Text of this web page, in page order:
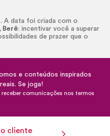
. A data foi criada com o
Berê: incentivar você a superar
de prazer que o
e conteúdos inspirados
Se joga!
comunicações nos termos
cliente